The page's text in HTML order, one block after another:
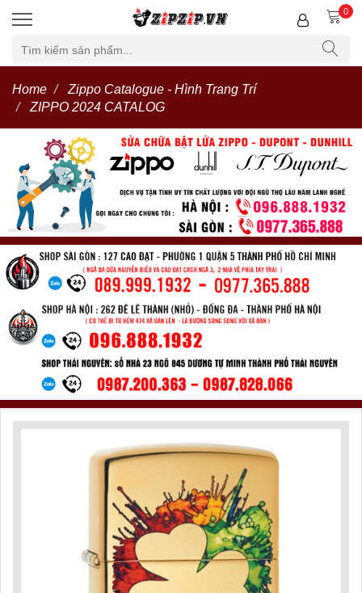
0
Home
Zippo Catalogue - Hình Trang Trí
ZIPPO 2024 CATALOG